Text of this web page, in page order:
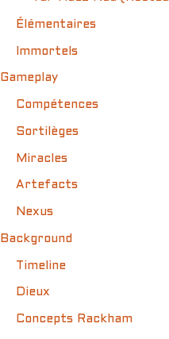
Élémentaires
Immortels
Gameplay
Compétences
Sortilèges
Miracles
Artefacts
Nexus
Background
Timeline
Dieux
Concepts Rackham